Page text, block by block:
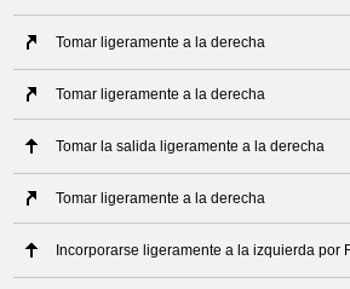
Tomar ligeramente a la derecha
Tomar ligeramente a la derecha
Tomar la salida ligeramente a la derecha
Tomar ligeramente a la derecha
Incorporarse ligeramente a la izquierda por